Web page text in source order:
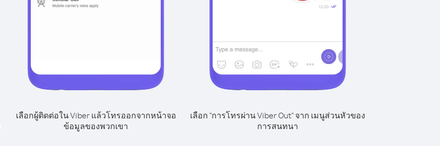
เลือกผู้ติดต่อใน Viber แล้วโทรออกจากหน้าจอ
ข้อมูลของพวกเขา
เลือก "การโทรผ่าน Viber Out" จาก เมนูส่วนหัวของ
การสนทนา